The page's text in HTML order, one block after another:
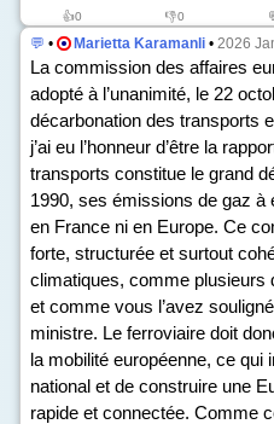
👍0 👎0
💬 • Marietta Karamanli • 2026
La commission des affaires
adopté à l’unanimité, le 22
décarbonation des transports
j’ai eu l’honneur d’être la
transports constitue le grand
1990, ses émissions de gaz à
en France ni en Europe. Ce
forte, structurée et surtout
climatiques, comme plusieurs
et comme vous l’avez
ministre. Le ferroviaire doit
la mobilité européenne, ce qui
national et de construire une
rapide et connectée. Comme